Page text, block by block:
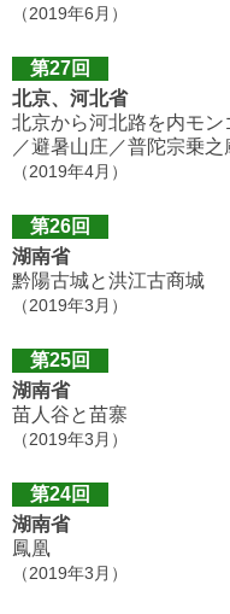
（2019年6月）
第27回
北京、河北省
北京から河北路を内モン
／避暑山庄／普陀宗乗
（2019年4月）
第26回
湖南省
黔陽古城と洪江古商城
（2019年3月）
第25回
湖南省
苗人谷と苗寨
（2019年3月）
第24回
湖南省
鳳凰
（2019年3月）